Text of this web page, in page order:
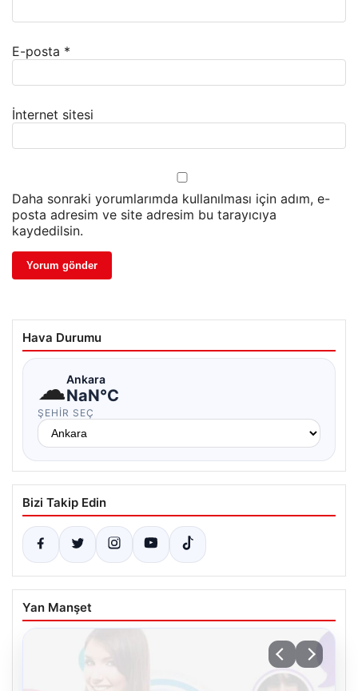
E-posta *
İnternet sitesi
Daha sonraki yorumlarımda kullanılması için adım, e-
posta adresim ve site adresim bu tarayıcıya
kaydedilsin.
Hava Durumu
☁Ankara
NaN°C
ŞEHIR SEÇ
Bizi Takip Edin
Yan Manşet